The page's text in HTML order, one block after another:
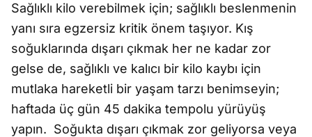
Sağlıklı kilo verebilmek için; sağlıklı beslenmenin
yanı sıra egzersiz kritik önem taşıyor. Kış
soğuklarında dışarı çıkmak her ne kadar zor
gelse de, sağlıklı ve kalıcı bir kilo kaybı için
mutlaka hareketli bir yaşam tarzı benimseyin;
haftada üç gün 45 dakika tempolu yürüyüş
yapın. Soğukta dışarı çıkmak zor geliyorsa veya